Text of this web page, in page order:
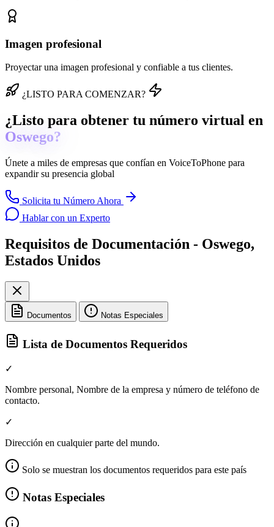
Imagen profesional
Proyectar una imagen profesional y confiable a tus clientes.
¿LISTO PARA COMENZAR?
¿Listo para obtener tu número virtual en
Oswego?
Únete a miles de empresas que confían en VoiceToPhone para
expandir su presencia global
Solicita tu Número Ahora
Hablar con un Experto
Requisitos de Documentación - Oswego,
Estados Unidos
Documentos Notas Especiales
Lista de Documentos Requeridos
✓
Nombre personal, Nombre de la empresa y número de teléfono de
contacto.
✓
Dirección en cualquier parte del mundo.
Solo se muestran los documentos requeridos para este país
Notas Especiales